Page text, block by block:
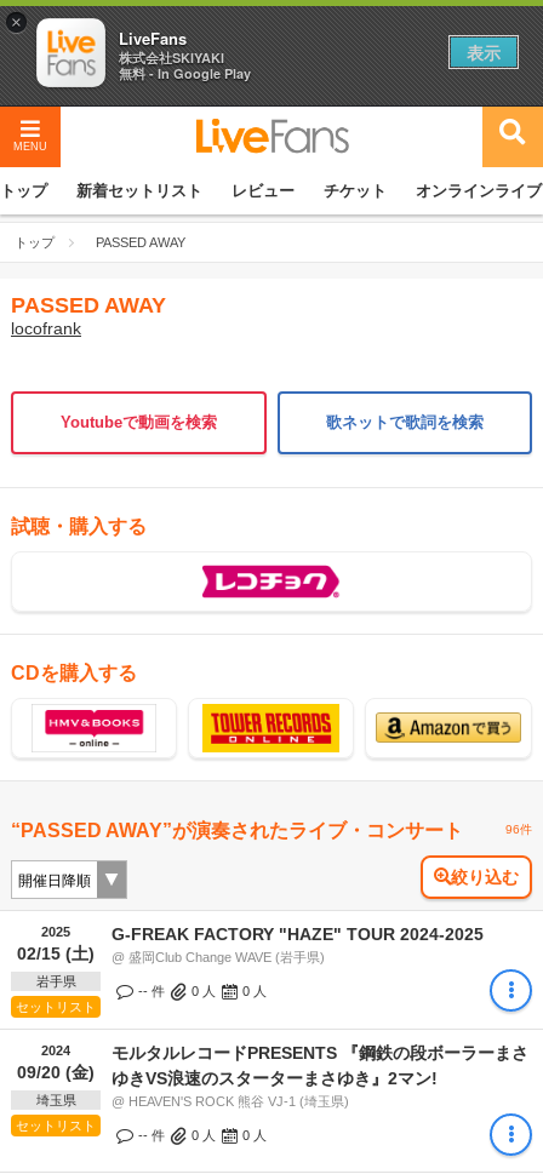
MENU
トップ 新着セットリスト レビュー チケット オンラインライブ
トップ PASSED AWAY
PASSED AWAY
locofrank
Youtubeで動画を検索 歌ネットで歌詞を検索
試聴・購入する
CDを購入する
“PASSED AWAY”が演奏されたライブ・コンサート 96件
絞り込む
2025
02/15 (土)
岩手県
セットリスト
G-FREAK FACTORY "HAZE" TOUR 2024-2025
@ 盛岡Club Change WAVE (岩手県)
-- 件 0 人 0 人
2024
09/20 (金)
埼玉県
セットリスト
モルタルレコードPRESENTS 『鋼鉄の段ボーラーまさ
ゆきVS浪速のスターターまさゆき』2マン!
@ HEAVEN'S ROCK 熊谷 VJ-1 (埼玉県)
-- 件 0 人 0 人
×
LiveFans
株式会社SKIYAKI
無料 - In Google Play
表示